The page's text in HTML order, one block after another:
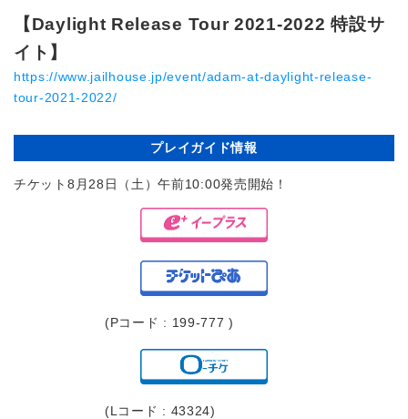
【Daylight Release Tour 2021-2022 特設サ
イト】
https://www.jailhouse.jp/event/adam-at-daylight-release-
tour-2021-2022/
プレイガイド情報
チケット8月28日（土）午前10:00発売開始！
(Pコード : 199-777 )
(Lコード : 43324)